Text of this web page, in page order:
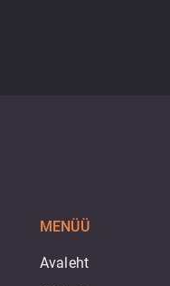
MENÜÜ
Avaleht